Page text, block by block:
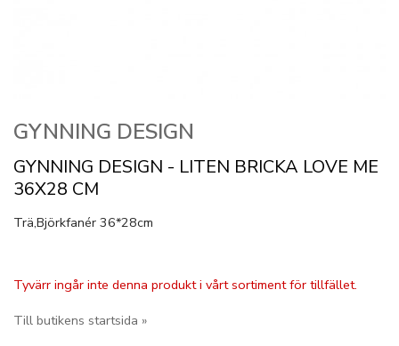
GYNNING DESIGN
GYNNING DESIGN - LITEN BRICKA LOVE ME
36X28 CM
Trä,Björkfanér 36*28cm
Tyvärr ingår inte denna produkt i vårt sortiment för tillfället.
Till butikens startsida »